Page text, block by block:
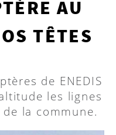
AU
TÊTES
de ENEDIS
les lignes
la commune.